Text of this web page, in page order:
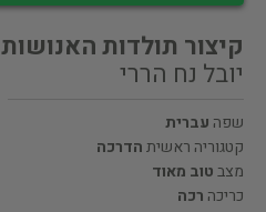
קיצור תולדות האנושות
יובל נח הררי
שפה עברית
קטגוריה ראשיתהדרכה
מצבטוב מאוד
כריכה רכה